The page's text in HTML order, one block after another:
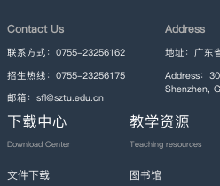
Contact Us
联系方式：0755-23256162
招生热线：0755-23256175
邮箱：sfl@sztu.edu.cn
Address
地址：广东
Address：
Shenzhen,
下载中心
Download Center
文件下载
教学资源
Teaching resources
图书馆